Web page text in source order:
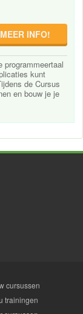
MEER INFO!
programmeertaal
kunt
de Cursus
en bouw je je
cursussen
trainingen